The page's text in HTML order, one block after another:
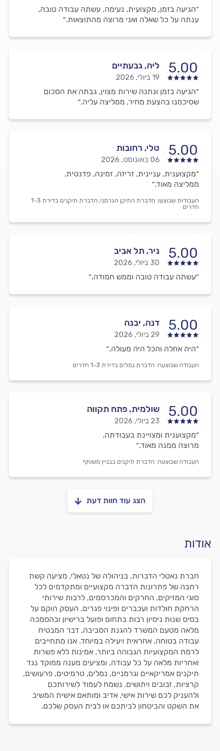
״הגיעה בזמן, מקצועית, נעימה, עשתה עבודה טובה,
ענתה על כל שאלה ואני מרוצה מהתוצאות.״
5.00 ליה, גבעתיים
19 ביולי, 2026
״הגיעה בזמן ונתנה שירות מצוין, גבתה את הסכום
שסיכמנו בהצעת מחיר, ממליצה עליה.״
5.00 טלי, רחובות
06 באוגוסט, 2026
״מקצוענית, עניינית, זריזה, זמינה, פדנטית.
ממליצה מאוד.״
העבודות שבוצעו: הדברת התיקן הגרמני,
הדברת תיקנים בדירת 1-3
חדרים
5.00 ניר, תל אביב
30 ביולי, 2026
״עשתה עבודה טובה וממש חמודה.״
5.00 דנה, יבנה
29 ביולי, 2026
״היה אחלה והכל היה מעולה.״
העבודה שבוצעה: הדברת נמלים בדירת 1-3 חדרים
5.00 שולמית, פתח תקווה
23 ביולי, 2026
״מקצוענית ומצויינת בעבודתה.
מרוצה ממנה מאוד.״
העבודה שבוצעה: הדברת תיקנים בבניין משותף
הצג עוד חוות דעת
אודות
חברת נאטלי הדברות, בניהולה של נטאלי, מציעה קשת
רחבה של פתרונות הדברה מקצועיים ומתקדמים לכל
סוגי המזיקים, החרקים והמכרסמים, לרבות שירותי
הרחקת חולדות ועכברים ופינוי פגרים. העסק הוקם על
בסיס שנות ניסיון רבות בתחום ופועל ברישיון ובהסמכה
מלאה מטעם המשרד להגנת הסביבה, דבר המבטיח
עבודה בטוחה, אחראית ויעילה במיוחד. אנו מתחייבים
לרמת המקצועיות הגבוהה ביותר, אמינות ללא פשרות
ואחריות מלאה על כל עבודה, ומציעים מענה ממוקד נגד
תיקנים אמריקאיים וגרמניים, נמלים, טרמיטים, פרעושים,
קרציות, זבובים ויתושים. נשמח לעמוד לשירותכם
ולהעניק לכם שירות אישי, אדיב ומותאם אישית המשיב
את השקט והביטחון לביתכם או לבית העסק שלכם.